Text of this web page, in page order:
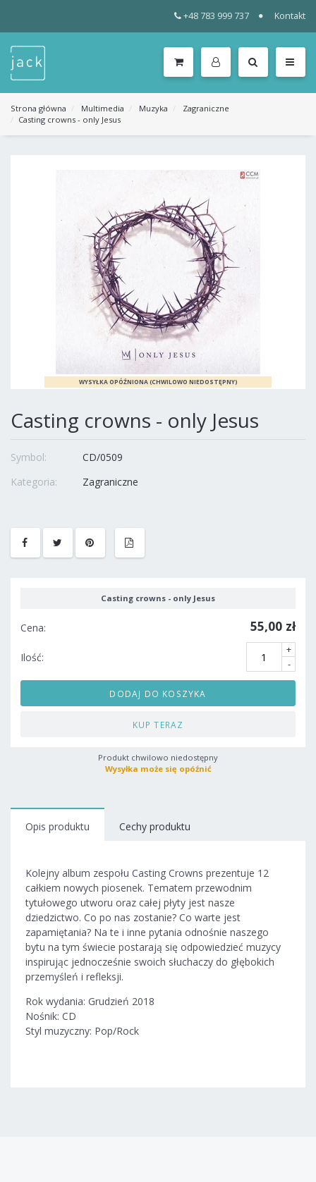
+48 783 999 737 Kontakt
KATEGORIE
MENU
Strona główna Multimedia Muzyka
Zagraniczne
Casting crowns - only Jesus
Casting crowns - only Jesus
Symbol:
CD/0509
Kategoria:
Zagraniczne
Casting crowns - only Jesus
Cena: 55,00 zł
Ilość:
+
-
DODAJ DO KOSZYKA
KUP TERAZ
Produkt chwilowo niedostępny
Wysyłka może się opóźnić
Opis produktu Cechy produktu
Kolejny album zespołu Casting Crowns prezentuje 12
całkiem nowych piosenek. Tematem przewodnim
tytułowego utworu oraz całej płyty jest nasze
dziedzictwo. Co po nas zostanie? Co warte jest
zapamiętania? Na te i inne pytania odnośnie naszego
bytu na tym świecie postarają się odpowiedzieć muzycy
inspirując jednocześnie swoich słuchaczy do głębokich
przemyśleń i refleksji.
Rok wydania: Grudzień 2018
Nośnik: CD
Styl muzyczny: Pop/Rock